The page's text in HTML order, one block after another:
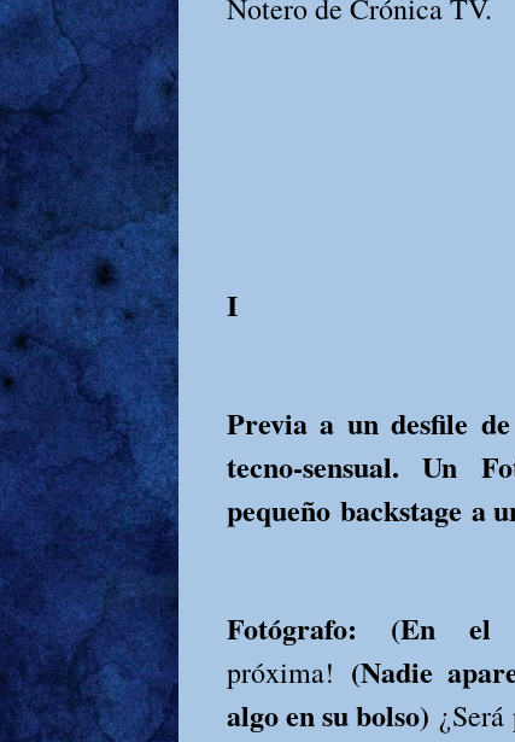
Notero de Crónica TV.
I
Previa a un desfile
tecno-sensual. Un
pequeño backstage a
Fotógrafo: (En
próxima! (Nadie
algo en su bolso)